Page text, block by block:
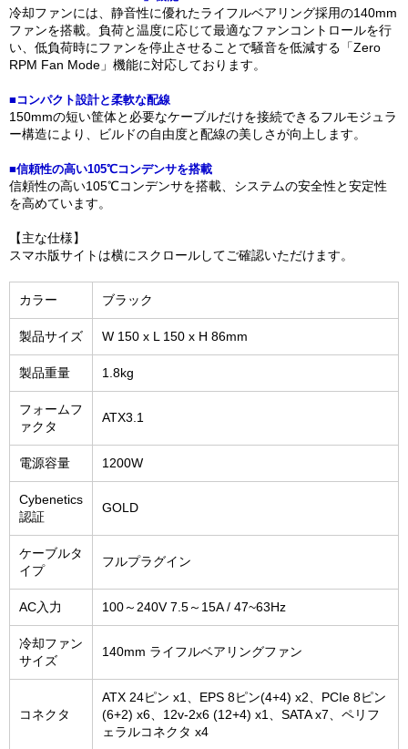
冷却ファンには、静音性に優れたライフルベアリング採用の140mm
ファンを搭載。負荷と温度に応じて最適なファンコントロールを行
い、低負荷時にファンを停止させることで騒音を低減する「Zero
RPM Fan Mode」機能に対応しております。
■コンパクト設計と柔軟な配線
150mmの短い筐体と必要なケーブルだけを接続できるフルモジュラ
ー構造により、ビルドの自由度と配線の美しさが向上します。
■信頼性の高い105℃コンデンサを搭載
信頼性の高い105℃コンデンサを搭載、システムの安全性と安定性
を高めています。
【主な仕様】
スマホ版サイトは横にスクロールしてご確認いただけます。
カラー ブラック
製品サイズ W 150 x L 150 x H 86mm
製品重量 1.8kg
フォームフ
ァクタ
ATX3.1
電源容量 1200W
Cybenetics
認証
GOLD
ケーブルタ
イプ
フルプラグイン
AC入力 100～240V 7.5～15A / 47~63Hz
冷却ファン
サイズ
140mm ライフルベアリングファン
コネクタ
ATX 24ピン x1、EPS 8ピン(4+4) x2、PCIe 8ピン
(6+2) x6、12v-2x6 (12+4) x1、SATA x7、ペリフ
ェラルコネクタ x4